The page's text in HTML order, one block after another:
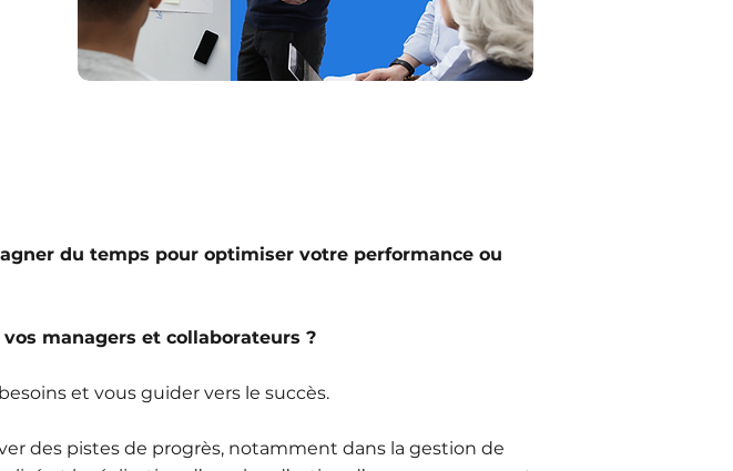
du temps pour optimiser votre performance ou
managers et collaborateurs ?
et vous guider vers le succès.
des pistes de progrès, notamment dans la gestion de